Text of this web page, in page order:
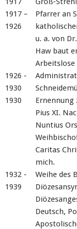
1917 –
1926
Pfarrer an
u. a. von
Haw baut
Arbeitslose
1926 -
1930
1930
Ernennung
Pius XI.
Nuntius
Caritas
mich.
1932 -
1939
Weihe des
Deutsch,